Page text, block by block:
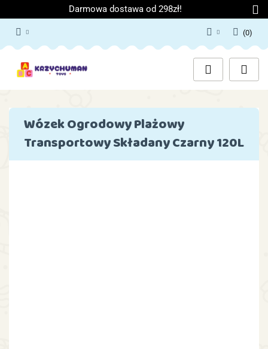
Darmowa dostawa od 298zł!
Zaloguj się
Załóż konto
Dodaj zgłoszenie
Zgody cookies
(0)
Wózek Ogrodowy Plażowy
Transportowy Składany Czarny 120L